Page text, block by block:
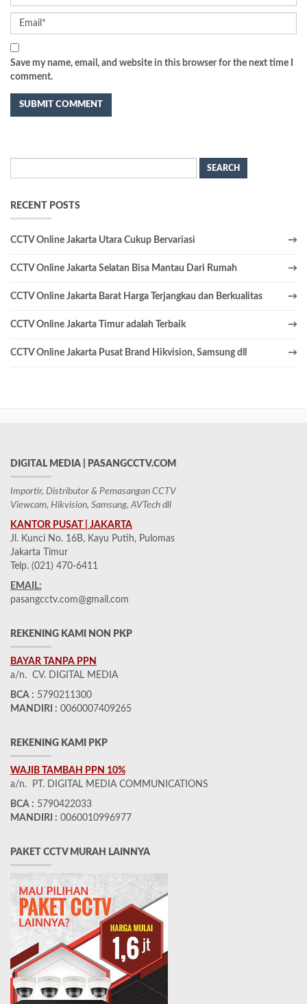
Save my name, email, and website in this browser for the next time I
comment.
for:
RECENT POSTS
CCTV Online Jakarta Utara Cukup Bervariasi
CCTV Online Jakarta Selatan Bisa Mantau Dari Rumah
CCTV Online Jakarta Barat Harga Terjangkau dan Berkualitas
CCTV Online Jakarta Timur adalah Terbaik
CCTV Online Jakarta Pusat Brand Hikvision, Samsung dll
DIGITAL MEDIA | PASANGCCTV.COM
Importir, Distributor & Pemasangan CCTV
Viewcam, Hikvision, Samsung, AVTech dll
KANTOR PUSAT | JAKARTA
Jl. Kunci No. 16B, Kayu Putih, Pulomas
Jakarta Timur
Telp. (021) 470-6411
EMAIL:
pasangcctv.com@gmail.com
REKENING KAMI NON PKP
BAYAR TANPA PPN
a/n. CV. DIGITAL MEDIA
BCA : 5790211300
MANDIRI : 0060007409265
REKENING KAMI PKP
WAJIB TAMBAH PPN 10%
a/n. PT. DIGITAL MEDIA COMMUNICATIONS
BCA : 5790422033
MANDIRI : 0060010996977
PAKET CCTV MURAH LAINNYA